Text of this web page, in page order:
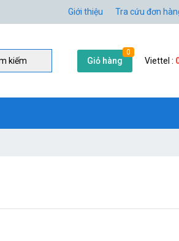
Giới thiệu Tra cứu đơn
kiếm Giỏ hàng
0
Viettel :